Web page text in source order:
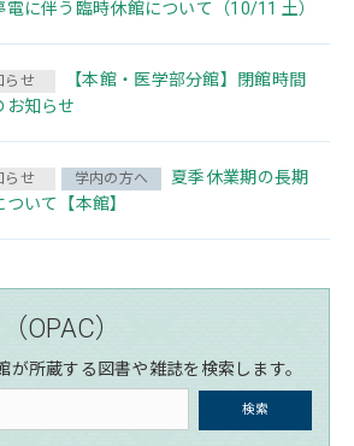
電に伴う臨時休館について（10/11 土）
らせ
【本館・医学部分館】閉館時間
お知らせ
らせ 学内の方へ
夏季休業期の長期
ついて【本館】
OPAC）
が所蔵する図書や雑誌を検索します。